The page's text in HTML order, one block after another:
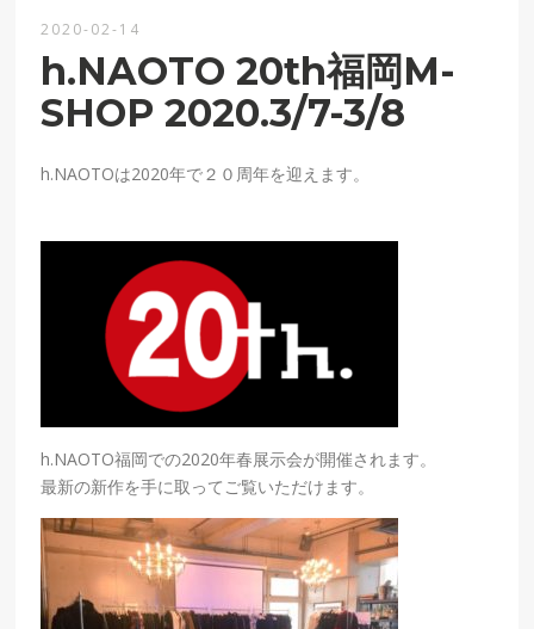
2020-02-14
h.NAOTO 20th福岡M-
SHOP 2020.3/7-3/8
h.NAOTOは2020年で２０周年を迎えます。
h.NAOTO福岡での2020年春展示会が開催されます。
最新の新作を手に取ってご覧いただけます。